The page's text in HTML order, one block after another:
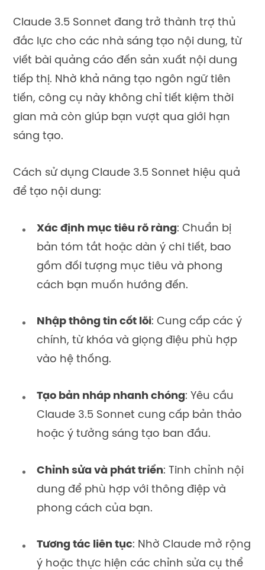
Claude 3.5 Sonnet đang trở thành trợ thủ
đắc lực cho các nhà sáng tạo nội dung, từ
viết bài quảng cáo đến sản xuất nội dung
tiếp thị. Nhờ khả năng tạo ngôn ngữ tiên
tiến, công cụ này không chỉ tiết kiệm thời
gian mà còn giúp bạn vượt qua giới hạn
sáng tạo.
Cách sử dụng Claude 3.5 Sonnet hiệu quả
để tạo nội dung:
Xác định mục tiêu rõ ràng: Chuẩn bị
bản tóm tắt hoặc dàn ý chi tiết, bao
gồm đối tượng mục tiêu và phong
cách bạn muốn hướng đến.
Nhập thông tin cốt lõi: Cung cấp các ý
chính, từ khóa và giọng điệu phù hợp
vào hệ thống.
Tạo bản nháp nhanh chóng: Yêu cầu
Claude 3.5 Sonnet cung cấp bản thảo
hoặc ý tưởng sáng tạo ban đầu.
Chỉnh sửa và phát triển: Tinh chỉnh nội
dung để phù hợp với thông điệp và
phong cách của bạn.
Tương tác liên tục: Nhờ Claude mở rộng
ý hoặc thực hiện các chỉnh sửa cụ thể